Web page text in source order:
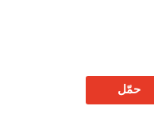
حمّل